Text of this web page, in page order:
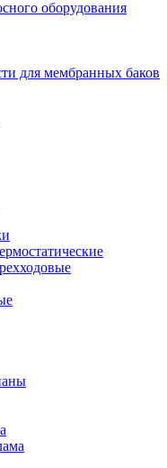
оборудования
для мембранных баков